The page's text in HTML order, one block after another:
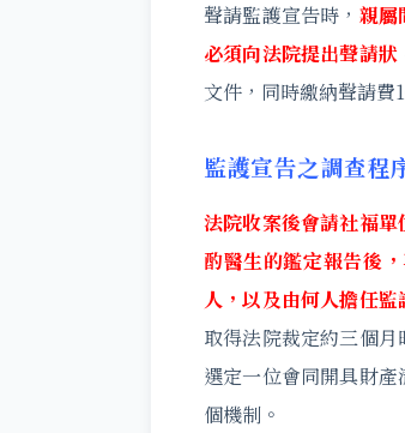
聲請監護宣告時， 親屬
必須向法院提出聲請狀
文件，同時繳納聲請費
監護宣告之調查程
法院收案後會請社福
酌醫生的鑑定報告後
人，以及由何人擔任
取得法院裁定約三個
選定一位會同開具財
個機制。